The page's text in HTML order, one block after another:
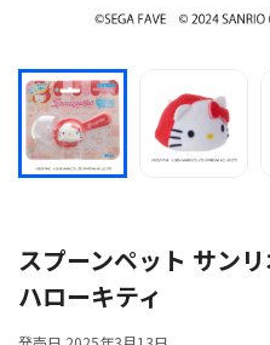
スプーンペット サン
ハローキティ